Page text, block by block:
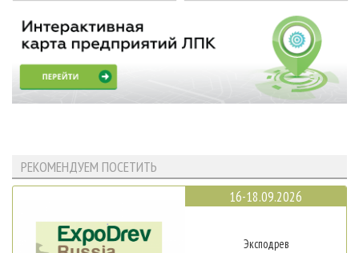
РЕКОМЕНДУЕМ ПОСЕТИТЬ
16-18.09.2026
Эксподрев